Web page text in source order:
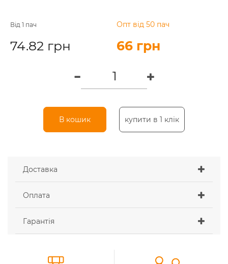
Від 1 пач
74.82 грн
Опт від 50 пач
66 грн
В кошик купити в 1 клік
Доставка
Оплата
Гарантія